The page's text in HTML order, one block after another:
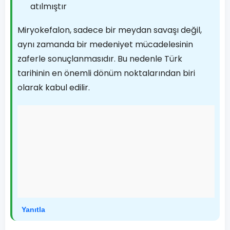
atılmıştır
Miryokefalon, sadece bir meydan savaşı değil,
aynı zamanda bir medeniyet mücadelesinin
zaferle sonuçlanmasıdır. Bu nedenle Türk
tarihinin en önemli dönüm noktalarından biri
olarak kabul edilir.
Yanıtla